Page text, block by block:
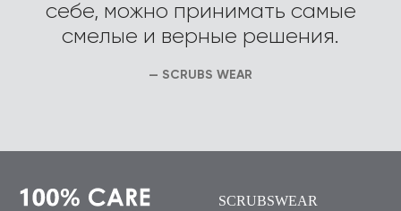
себе, можно принимать самые
смелые и верные решения.
— SCRUBS WEAR
SCRUBSWEAR